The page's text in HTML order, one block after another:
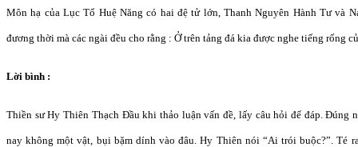
Môn hạ của Lục Tổ Huệ Năng có hai đệ tử lớn, Thanh Nguyên Hành Tư và
đương thời mà các ngài đều cho rằng : Ở trên tảng đá kia được nghe tiếng rống
Lời bình :
Thiền sư Hy Thiên Thạch Đầu khi thảo luận vấn đề, lấy câu hỏi để đáp. Đúng
nay không một vật, bụi bặm dính vào đâu. Hy Thiên nói “Ai trói buộc?”. Té